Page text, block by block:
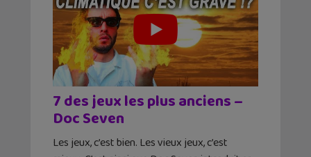
7 des jeux les plus anciens –
Doc Seven
Les jeux, c’est bien. Les vieux jeux, c’est